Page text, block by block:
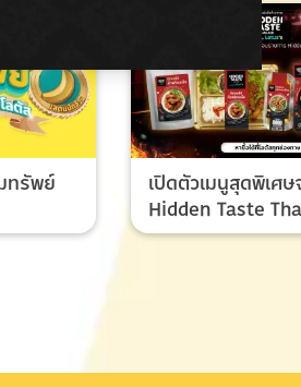
ทรัพย์
เปิดตัวเมนูสุดพิเศ
Hidden Taste
8 เมนูของผู้ชนะแล